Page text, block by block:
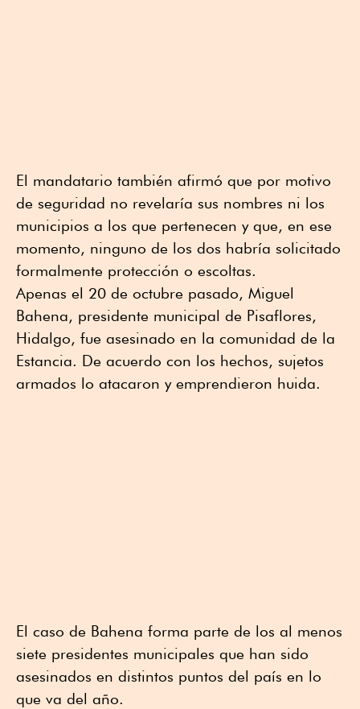
El mandatario también afirmó que por motivo
de seguridad no revelaría sus nombres ni los
municipios a los que pertenecen y que, en ese
momento, ninguno de los dos habría solicitado
formalmente protección o escoltas.
Apenas el 20 de octubre pasado, Miguel
Bahena, presidente municipal de Pisaflores,
Hidalgo, fue asesinado en la comunidad de la
Estancia. De acuerdo con los hechos, sujetos
armados lo atacaron y emprendieron huida.
El caso de Bahena forma parte de los al menos
siete presidentes municipales que han sido
asesinados en distintos puntos del país en lo
que va del año.